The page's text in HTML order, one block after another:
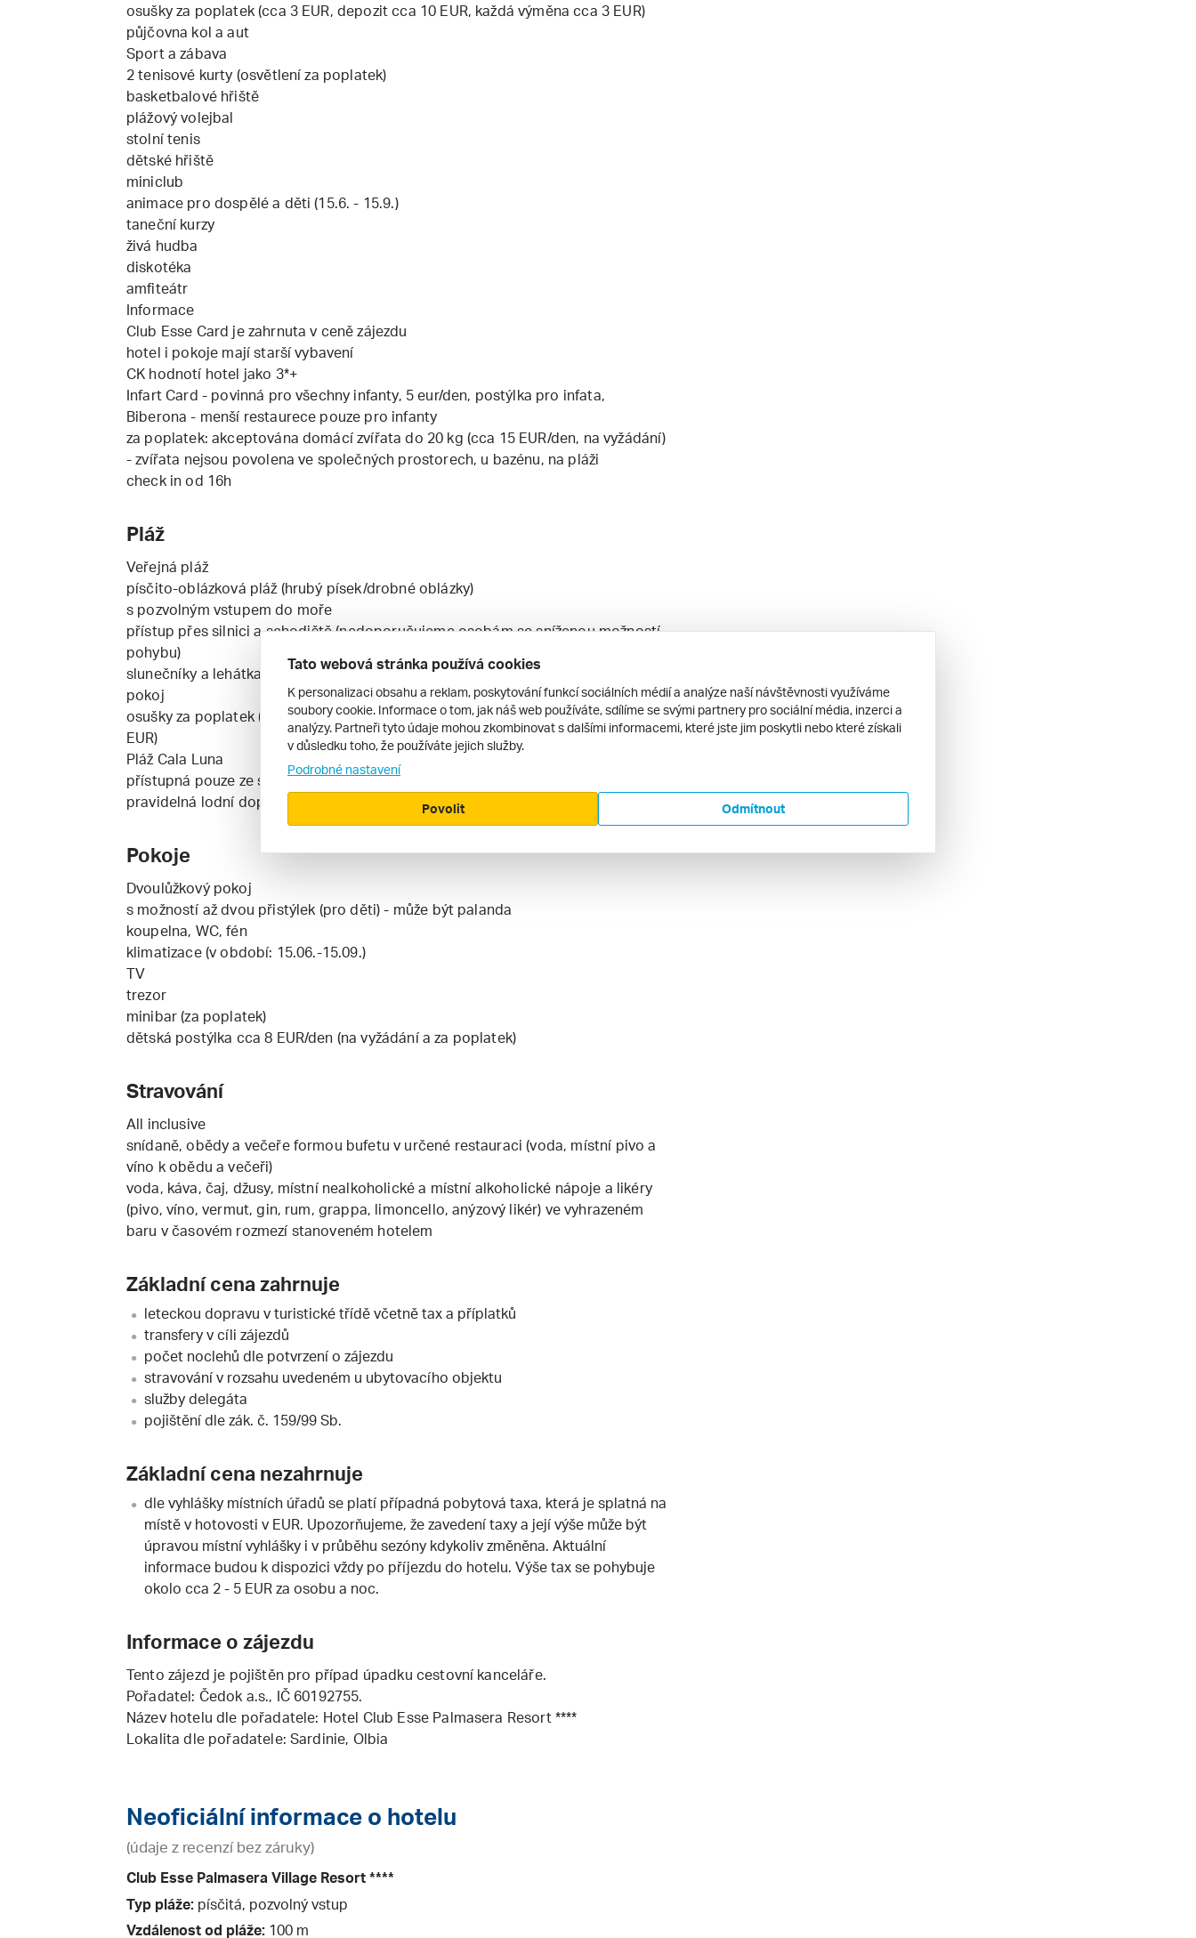
osušky za poplatek (cca 3 EUR, depozit cca 10 EUR, každá výměna cca 3 EUR)
půjčovna kol a aut
Sport a zábava
2 tenisové kurty (osvětlení za poplatek)
basketbalové hřiště
plážový volejbal
stolní tenis
dětské hřiště
miniclub
animace pro dospělé a děti (15.6. - 15.9.)
taneční kurzy
živá hudba
diskotéka
amfiteátr
Informace
Club Esse Card je zahrnuta v ceně zájezdu
hotel i pokoje mají starší vybavení
CK hodnotí hotel jako 3*+
Infart Card - povinná pro všechny infanty, 5 eur/den, postýlka pro infata,
Biberona - menší restaurece pouze pro infanty
za poplatek: akceptována domácí zvířata do 20 kg (cca 15 EUR/den, na vyžádání)
- zvířata nejsou povolena ve společných prostorech, u bazénu, na pláži
check in od 16h
Pláž
Veřejná pláž
písčito-oblázková pláž (hrubý písek/drobné oblázky)
s pozvolným vstupem do moře
přístup přes silnici a schodiště (nedoporučujeme osobám se sníženou možností
pohybu)
slunečníky a lehátka zdarma - k dispozici 1 set (lehátko+slunečník+křeslo) na
pokoj
osušky za poplatek (cca 3 EUR, povinná kauce: 10 EUR; každá výměna: cca 3
EUR)
Pláž Cala Luna
přístupná pouze ze strany moře nebo hor
pravidelná lodní doprava z přístavu Cala Gonone
Pokoje
Dvoulůžkový pokoj
s možností až dvou přistýlek (pro děti) - může být palanda
koupelna, WC, fén
klimatizace (v období: 15.06.-15.09.)
TV
trezor
minibar (za poplatek)
dětská postýlka cca 8 EUR/den (na vyžádání a za poplatek)
Stravování
All inclusive
snídaně, obědy a večeře formou bufetu v určené restauraci (voda, místní pivo a
víno k obědu a večeři)
voda, káva, čaj, džusy, místní nealkoholické a místní alkoholické nápoje a likéry
(pivo, víno, vermut, gin, rum, grappa, limoncello, anýzový likér) ve vyhrazeném
baru v časovém rozmezí stanoveném hotelem
Základní cena zahrnuje
leteckou dopravu v turistické třídě včetně tax a příplatků
transfery v cíli zájezdů
počet noclehů dle potvrzení o zájezdu
stravování v rozsahu uvedeném u ubytovacího objektu
služby delegáta
pojištění dle zák. č. 159/99 Sb.
Základní cena nezahrnuje
dle vyhlášky místních úřadů se platí případná pobytová taxa, která je splatná na
místě v hotovosti v EUR. Upozorňujeme, že zavedení taxy a její výše může být
úpravou místní vyhlášky i v průběhu sezóny kdykoliv změněna. Aktuální
informace budou k dispozici vždy po příjezdu do hotelu. Výše tax se pohybuje
okolo cca 2 - 5 EUR za osobu a noc.
Informace o zájezdu
Tento zájezd je pojištěn pro případ úpadku cestovní kanceláře.
Pořadatel: Čedok a.s., IČ 60192755.
Název hotelu dle pořadatele: Hotel Club Esse Palmasera Resort ****
Lokalita dle pořadatele: Sardinie, Olbia
Neoficiální informace o hotelu
(údaje z recenzí bez záruky)
Club Esse Palmasera Village Resort ****
Typ pláže: písčitá, pozvolný vstup
Vzdálenost od pláže: 100 m
Tato webová stránka používá cookies
K personalizaci obsahu a reklam, poskytování funkcí sociálních médií a analýze naší návštěvnosti využíváme
soubory cookie. Informace o tom, jak náš web používáte, sdílíme se svými partnery pro sociální média, inzerci a
analýzy. Partneři tyto údaje mohou zkombinovat s dalšími informacemi, které jste jim poskytli nebo které získali
v důsledku toho, že používáte jejich služby.
Podrobné nastavení
Odmítnout
Povolit